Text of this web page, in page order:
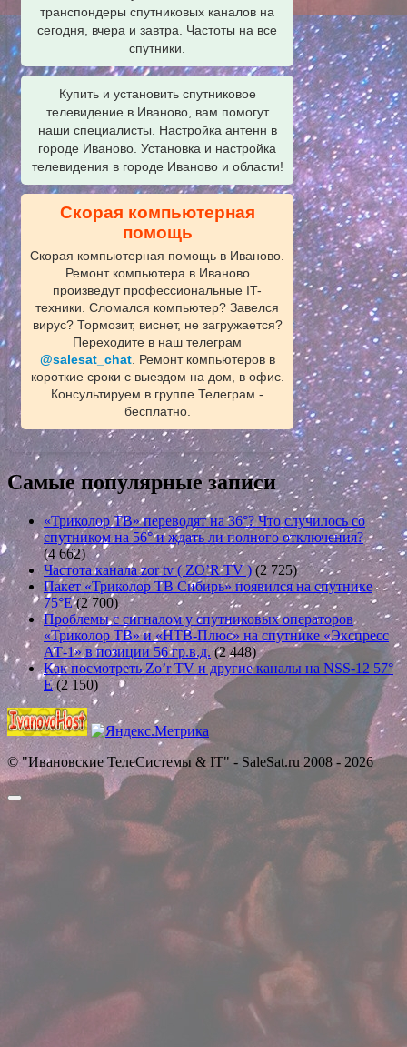
транспондеры спутниковых каналов на
сегодня, вчера и завтра. Частоты на все
спутники.
Купить и установить спутниковое
телевидение в Иваново, вам помогут
наши специалисты. Настройка антенн в
городе Иваново. Установка и настройка
телевидения в городе Иваново и области!
Скорая компьютерная
помощь
Скорая компьютерная помощь в Иваново.
Ремонт компьютера в Иваново
произведут профессиональные IT-
техники. Сломался компьютер? Завелся
вирус? Тормозит, виснет, не загружается?
Переходите в наш телеграм
@salesat_chat. Ремонт компьютеров в
короткие сроки с выездом на дом, в офис.
Консультируем в группе Телеграм -
бесплатно.
Самые популярные записи
«Триколор ТВ» переводят на 36°? Что случилось со
спутником на 56° и ждать ли полного отключения?
(4 662)
Частота канала zor tv ( ZO’R TV ) (2 725)
Пакет «Триколор ТВ Сибирь» появился на спутнике
75°E (2 700)
Проблемы с сигналом у спутниковых операторов
«Триколор ТВ» и «НТВ-Плюс» на спутнике «Экспресс
АТ-1» в позиции 56 гр.в.д. (2 448)
Как посмотреть Zo’r TV и другие каналы на NSS-12 57°
E (2 150)
© "Ивановские ТелеСистемы & IT" - SaleSat.ru 2008 - 2026
Прокрутить